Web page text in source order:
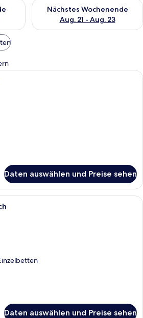
für dieses Wochenende, Aug. 14
Nächstes Wochenende
Aug. 21 - Aug. 23
Überprüfe die Verfügbarkeit
Ein Hotelzimmer mit Bett,
Daten auswählen und Preise sehen
Ein Hotelzimmer mit einem Bett,
Daten auswählen und Preise sehen